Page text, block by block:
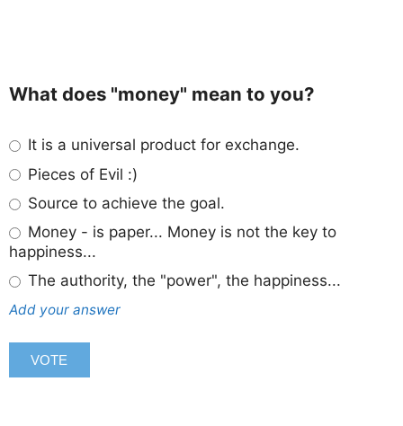
What does "money" mean to you?
It is a universal product for exchange.
Pieces of Evil :)
Source to achieve the goal.
Money - is paper... Money is not the key to
happiness...
The authority, the "power", the happiness...
Add your answer